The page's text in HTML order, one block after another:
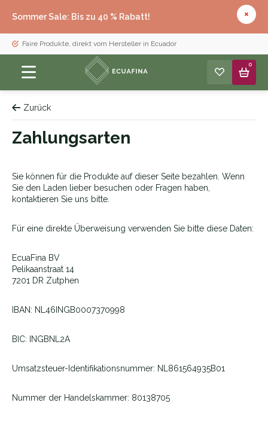
Sommer Sale: Bis zu 40 % Rabatt!
Faire Produkte, direkt vom Hersteller in Ecuador
0
Zurück
Zahlungsarten
Sie können für die Produkte auf dieser Seite bezahlen. Wenn
Sie den Laden lieber besuchen oder Fragen haben,
kontaktieren Sie uns bitte.
Für eine direkte Überweisung verwenden Sie bitte diese Daten:
EcuaFina BV
Pelikaanstraat 14
7201 DR Zutphen
IBAN: NL46INGB0007370998
BIC: INGBNL2A
Umsatzsteuer-Identifikationsnummer: NL861564935B01
Nummer der Handelskammer: 80138705